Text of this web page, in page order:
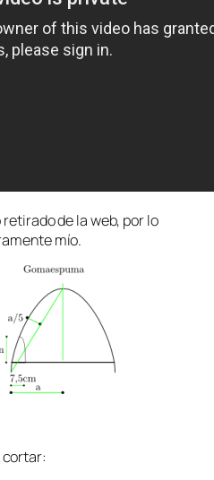
de la web, por lo
mío.
cortar: